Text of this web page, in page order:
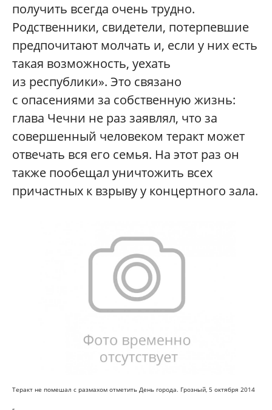
получить всегда очень трудно.
Родственники, свидетели, потерпевшие
предпочитают молчать и, если у них есть
такая возможность, уехать
из республики». Это связано
с опасениями за собственную жизнь:
глава Чечни не раз заявлял, что за
совершенный человеком теракт может
отвечать вся его семья. На этот раз он
также пообещал уничтожить всех
причастных к взрыву у концертного зала.
Теракт не помешал с размахом отметить День города. Грозный, 5 октября 2014